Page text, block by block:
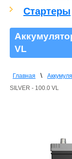
Стартеры
VL
Главная \
SILVER - 100.0 VL